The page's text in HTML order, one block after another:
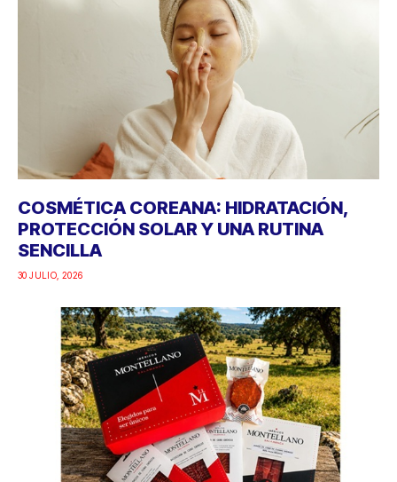
COSMÉTICA COREANA: HIDRATACIÓN,
PROTECCIÓN SOLAR Y UNA RUTINA
SENCILLA
30 JULIO, 2026